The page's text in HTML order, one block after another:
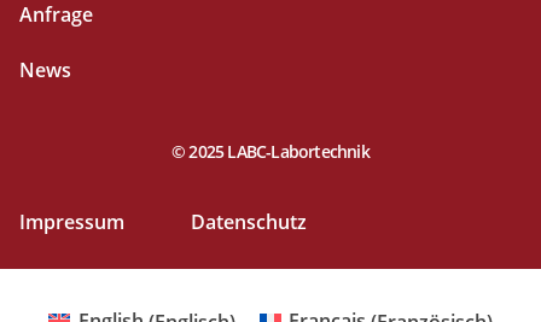
Anfrage
News
© 2025 LABC-Labortechnik
Impressum Datenschutz